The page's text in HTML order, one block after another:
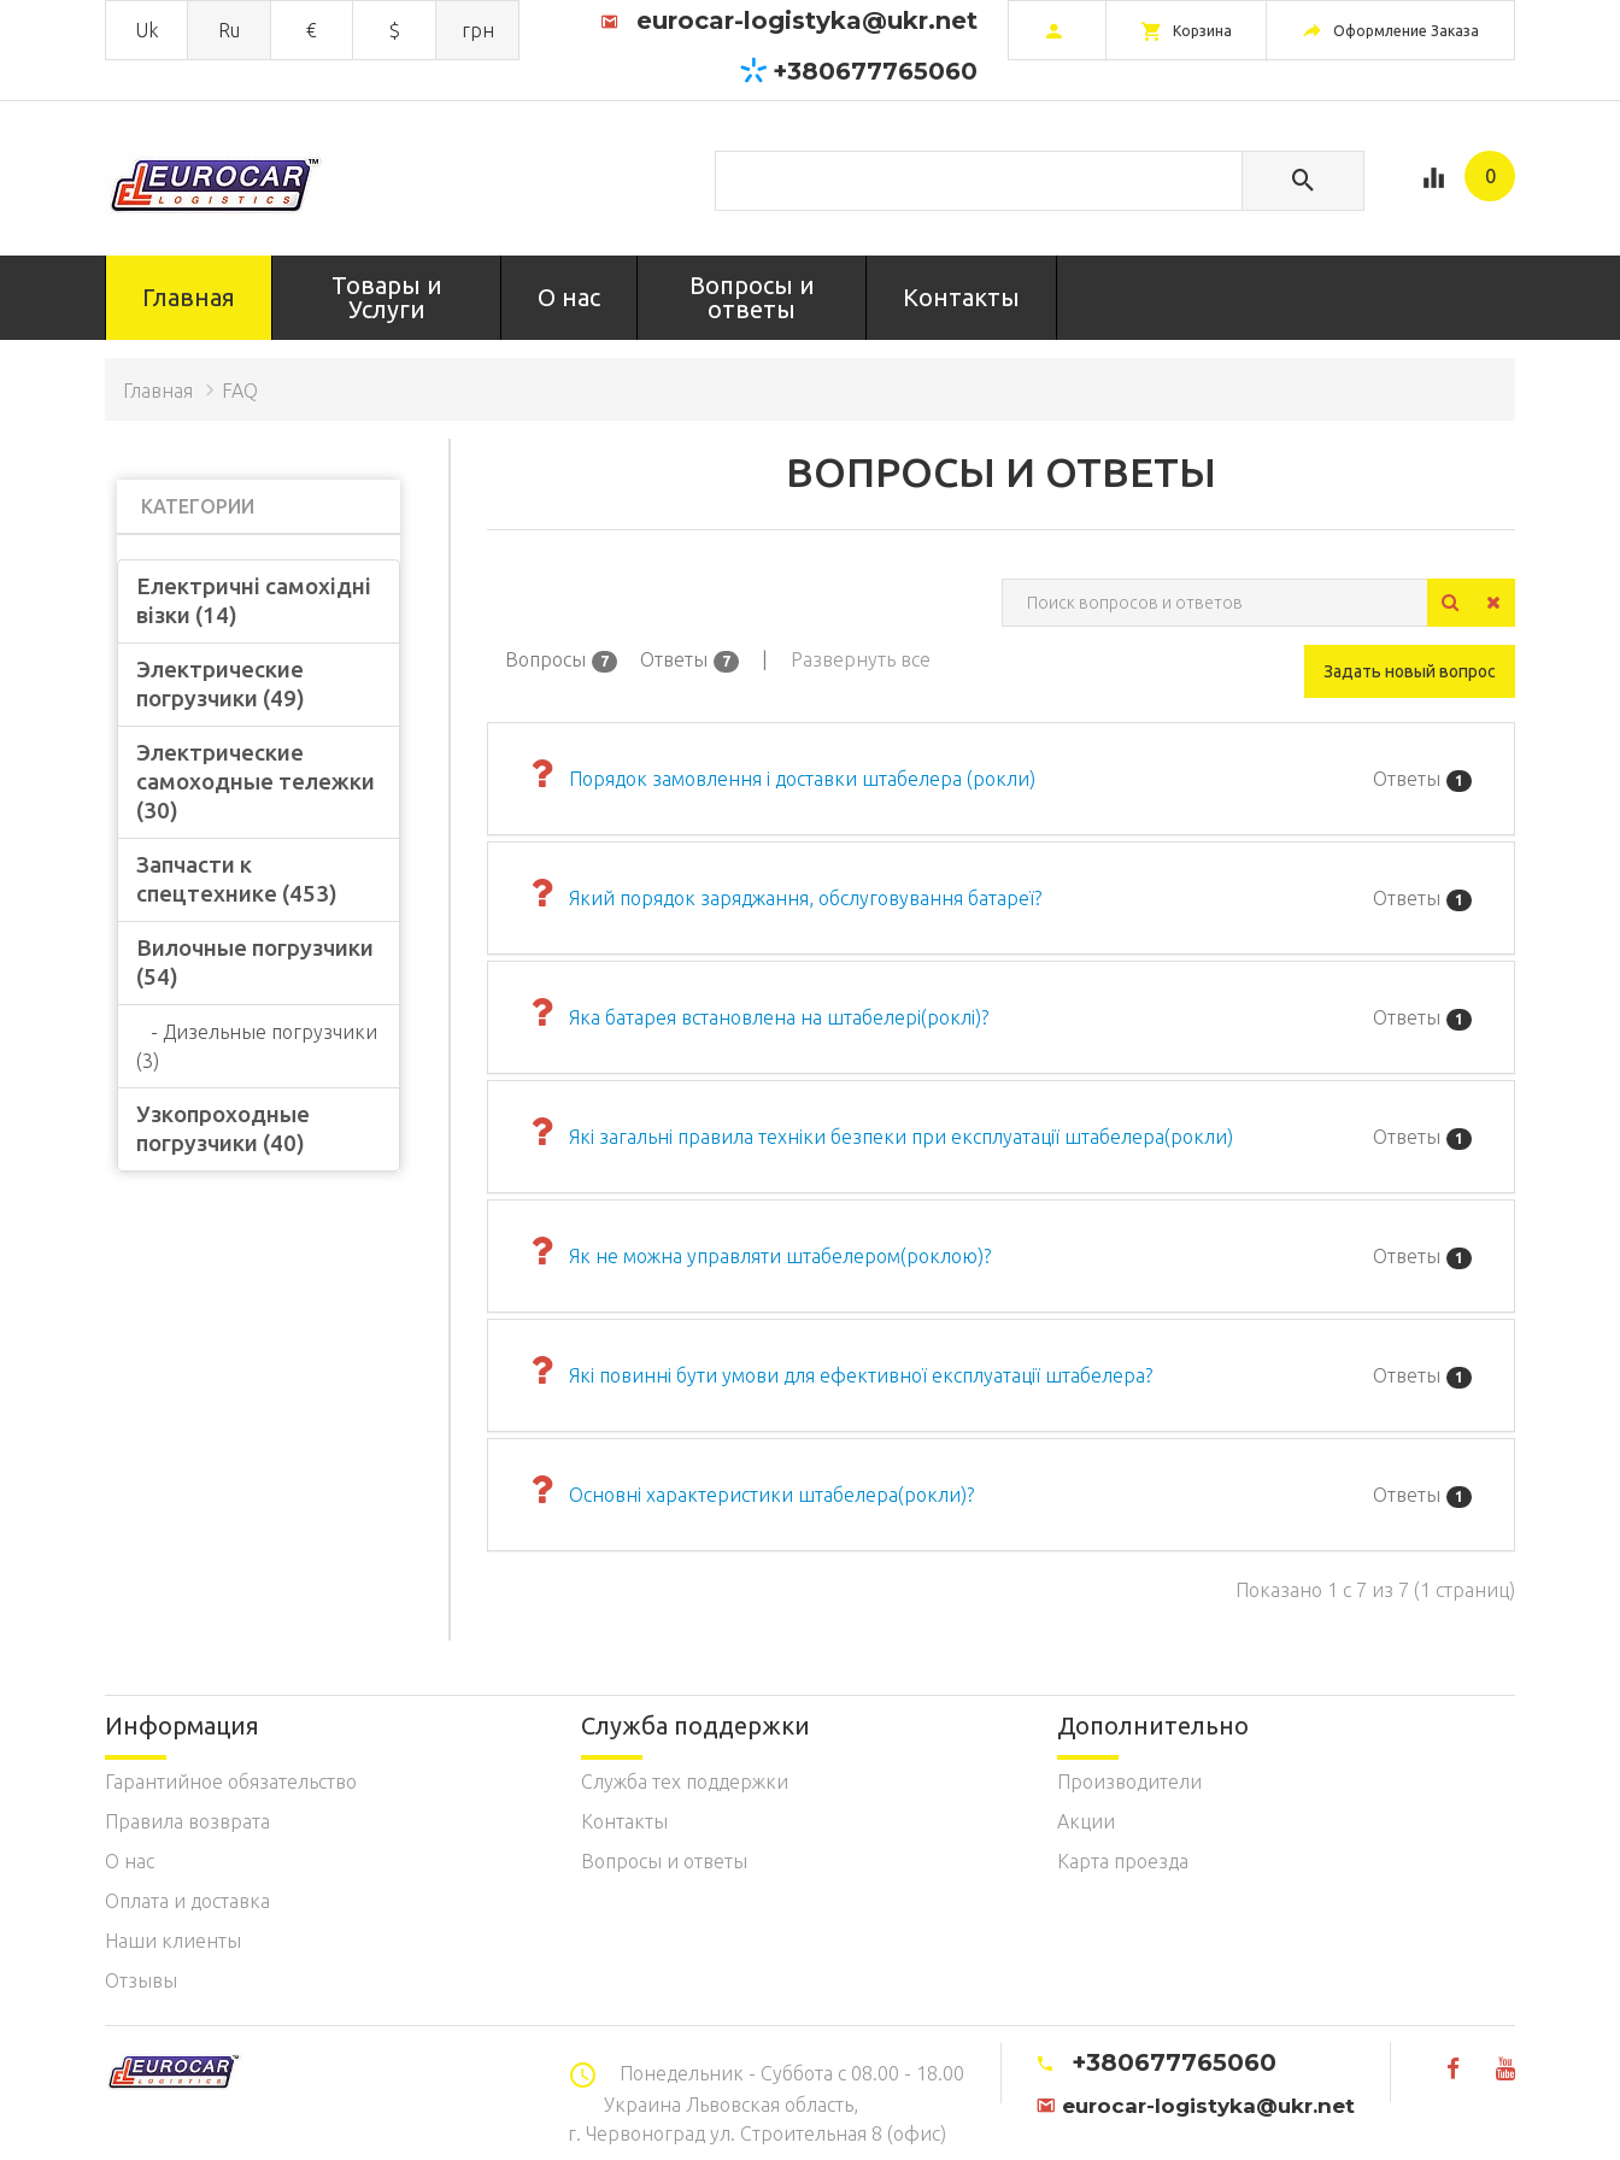
Uk Ru € $ грн Корзина Оформление Заказа
eurocar-logistyka@ukr.net
+380677765060
0
Главная
Товары и
Услуги
О нас
Вопросы и
ответы
Контакты
Главная FAQ
КАТЕГОРИИ
Електричні самохідні
візки (14)
Электрические
погрузчики (49)
Электрические
самоходные тележки
(30)
Запчасти к
спецтехнике (453)
Вилочные погрузчики
(54)
- Дизельные погрузчики
(3)
Узкопроходные
погрузчики (40)
ВОПРОСЫ И ОТВЕТЫ
Вопросы 7 Ответы 7 Развернуть все
Задать новый вопрос
Порядок замовлення і доставки штабелера (рокли) Ответы 1
Який порядок заряджання, обслуговування батареї? Ответы 1
Яка батарея встановлена на штабелері(роклі)? Ответы 1
Які загальні правила техніки безпеки при експлуатації штабелера(рокли) Ответы 1
Як не можна управляти штабелером(роклою)? Ответы 1
Які повинні бути умови для ефективної експлуатації штабелера? Ответы 1
Основні характеристики штабелера(рокли)? Ответы 1
Показано 1 с 7 из 7 (1 страниц)
Информация
Гарантийное обязательство
Правила возврата
O нас
Оплата и доставка
Наши клиенты
Отзывы
Служба поддержки
Служба тех поддержки
Контакты
Вопросы и ответы
Дополнительно
Производители
Акции
Карта проезда
+380677765060
eurocar-logistyka@ukr.net
Понедельник - Суббота с 08.00 - 18.00
Украина Львовская область,
г. Червоноград ул. Строительная 8 (офис)